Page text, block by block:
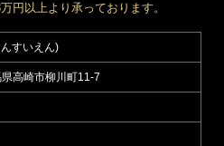
円以上より承っております。
すいえん)
高崎市柳川町11-7